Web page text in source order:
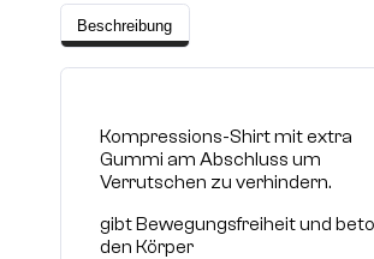
Beschreibung
Kompressions-Shirt mit extra
Gummi am Abschluss um
Verrutschen zu verhindern.
gibt Bewegungsfreiheit und
den Körper